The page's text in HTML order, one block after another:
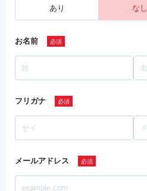
あり なし
お名前
フリガナ
メールアドレス